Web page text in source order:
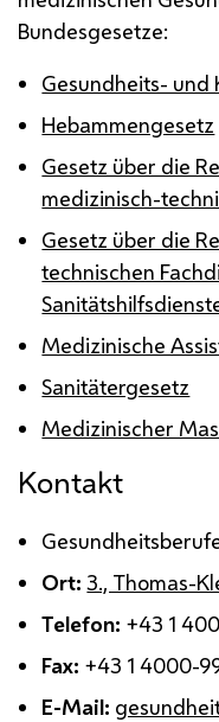
Bundesgesetze:
Gesundheits-
Hebammengesetz
Gesetz über die
medizinisch-
Gesetz über die
technischen
Medizinische
Sanitätergesetz
Medizinischer
Kontakt
Ort: 3., Thomas-
Telefon: +43 1
Fax: +43 1 4000-
E-Mail: